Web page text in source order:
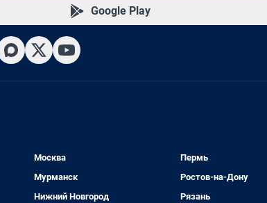
Google Play
Москва
Мурманск
Нижний Новгород
Пермь
Ростов-на-Дону
Рязань